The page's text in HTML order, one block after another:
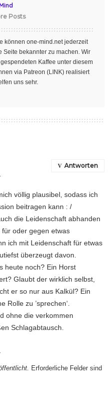
Posts
können one-mind.net jederzeit
Seite bekannter zu machen. Wir
Kaffee unter diesem
via Patreon (LINK)realisiert
uns sehr.
völlig plausibel, sodass ich
beitragen kann : /
die Leidenschaft abhanden
oder gegen etwas
ich mit Leidenschaft für etwas
überzeugt davon.
heute noch? Ein Horst
Glaubt der wirklich selbst,
er so nur aus Kalkül? Ein
Rolle zu ’sprechen‘.
ohne die verkommen
Schlagabtausch.
Antworten
Erforderliche Felder sind